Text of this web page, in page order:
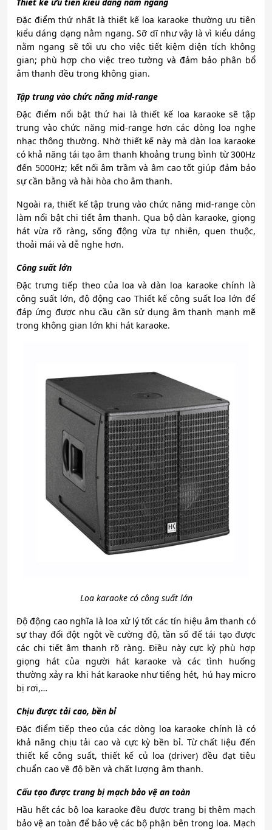
Thiết kế ưu tiên kiểu dáng nằm ngang
Đặc điểm thứ nhất là thiết kế loa karaoke thường ưu tiên
kiểu dáng dạng nằm ngang. Sỡ dĩ như vậy là vì kiểu dáng
nằm ngang sẽ tối ưu cho việc tiết kiệm diện tích không
gian; phù hợp cho việc treo tường và đảm bảo phân bổ
âm thanh đều trong không gian.
Tập trung vào chức năng mid-range
Đặc điểm nổi bật thứ hai là thiết kế loa karaoke sẽ tập
trung vào chức năng mid-range hơn các dòng loa nghe
nhạc thông thường. Nhờ thiết kế này mà dàn loa karaoke
có khả năng tái tạo âm thanh khoảng trung bình từ 300Hz
đến 5000Hz; kết nối âm trầm và âm cao tốt giúp đảm bảo
sự cần bằng và hài hòa cho âm thanh.
Ngoài ra, thiết kế tập trung vào chức năng mid-range còn
làm nổi bật chi tiết âm thanh. Qua bộ dàn karaoke, giọng
hát vừa rõ ràng, sống động vừa tự nhiên, quen thuộc,
thoải mái và dễ nghe hơn.
Công suất lớn
Đặc trưng tiếp theo của loa và dàn loa karaoke chính là
công suất lớn, độ động cao Thiết kế công suất loa lớn để
đáp ứng được nhu cầu cần sử dụng âm thanh mạnh mẽ
trong không gian lớn khi hát karaoke.
Loa karaoke có công suất lớn
Độ động cao nghĩa là loa xử lý tốt các tín hiệu âm thanh có
sự thay đổi đột ngột về cường độ, tần số để tái tạo được
các chi tiết âm thanh rõ ràng. Điều này cực kỳ phù hợp
giọng hát của người hát karaoke và các tình huống
thường xảy ra khi hát karaoke như tiếng hét, hú hay micro
bị rơi,…
Chịu được tải cao, bền bỉ
Đặc điểm tiếp theo của các dòng loa karaoke chính là có
khả năng chịu tải cao và cực kỳ bền bỉ. Từ chất liệu đến
thiết kế công suất, thiết kế củ loa (driver) đều đạt tiêu
chuẩn cao về độ bền và chất lượng âm thanh.
Cấu tạo được trang bị mạch bảo vệ an toàn
Hầu hết các bộ loa karaoke đều được trang bị thêm mạch
bảo vệ an toàn để bảo vệ các bộ phận bên trong loa. Mạch